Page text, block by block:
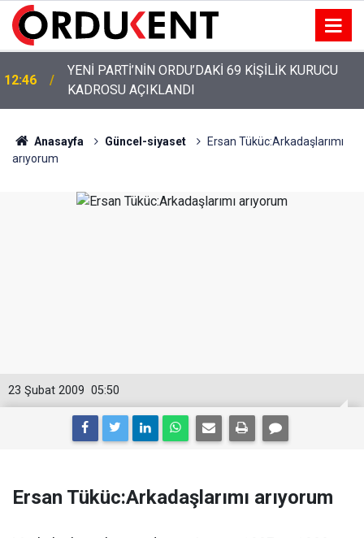
12:46
YENİ PARTİ’NİN ORDU’DAKİ 69 KİŞİLİK KURUCU
KADROSU AÇIKLANDI
Anasayfa Güncel-siyaset
Ersan Tüküc:Arkadaşlarımı
arıyorum
05:50
23 Şubat 2009
Ersan Tüküc:Arkadaşlarımı arıyorum